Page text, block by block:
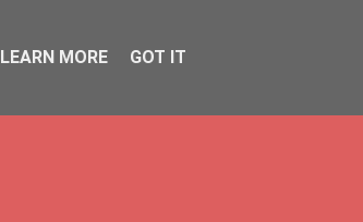
LEARN MORE GOT IT